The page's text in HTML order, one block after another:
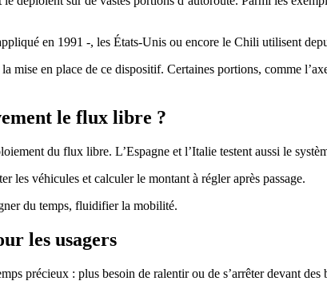
en 1991 -, les États-Unis ou encore le Chili utilisent
mise en place de ce dispositif. Certaines portions, comme
le flux libre ?
du flux libre. L’Espagne et l’Italie testent aussi le
les véhicules et calculer le montant à régler après passage.
du temps, fluidifier la mobilité.
les usagers
précieux : plus besoin de ralentir ou de s’arrêter devant